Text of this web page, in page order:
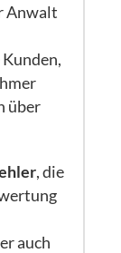
Anwalt
über
, die
auch